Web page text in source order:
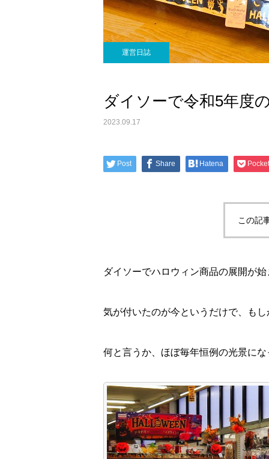
運営日誌
ダイソーで令和5年度
2023.09.17
Post Share Hatena Pocket
この記
ダイソーでハロウィン商品の展開が
気が付いたのが今というだけで、も
何と言うか、ほぼ毎年恒例の光景に